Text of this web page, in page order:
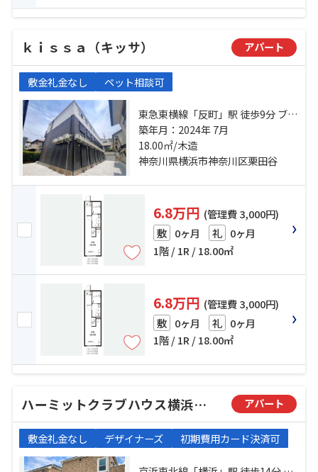
ｋｉｓｓａ（キッサ） アパート
敷金礼金なし ペット相談可
東急東横線「反町」駅 徒歩9分 ブル
ーライン「三ツ沢下町」駅 徒歩8分
京浜東北線「東神奈川」駅 徒歩24
分
築年月：2024年 7月
18.00㎡/木造
神奈川県横浜市神奈川区栗田谷
6.8万円 (管理費 3,000円)
敷 0ヶ月 礼 0ヶ月
1階 / 1R / 18.00㎡
6.8万円 (管理費 3,000円)
敷 0ヶ月 礼 0ヶ月
1階 / 1R / 18.00㎡
ハーミットクラブハウス横浜松ヶ丘 アパート
敷金礼金なし デザイナーズ 初期費用カード決済可